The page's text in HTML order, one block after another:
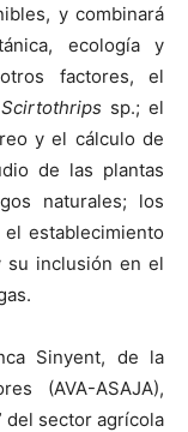
y combinará
ecología y
factores, el
Scirtothrips sp.; el
y el cálculo de
de las plantas
naturales; los
establecimiento
su inclusión en el
Sinyent, de la
(AVA-ASAJA),
del sector agrícola